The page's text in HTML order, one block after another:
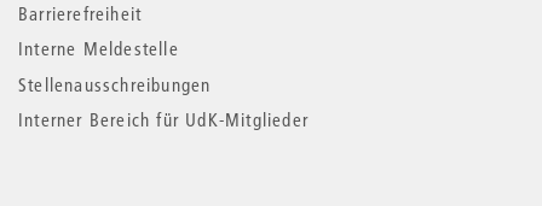
Barrierefreiheit
Interne Meldestelle
Stellenausschreibungen
Interner Bereich für UdK-Mitglieder